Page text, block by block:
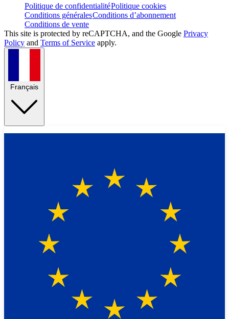
Politique de confidentialitéPolitique cookies
Conditions généralesConditions d’abonnement
Conditions de vente
This site is protected by reCAPTCHA, and the Google Privacy
Policy and Terms of Service apply.
Français